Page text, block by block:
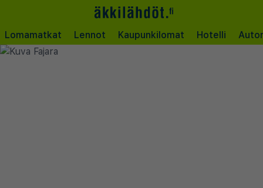
Lomamatkat Lennot Kaupunkilomat Hotelli